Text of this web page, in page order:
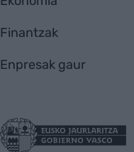
Finantzak
Enpresak gaur